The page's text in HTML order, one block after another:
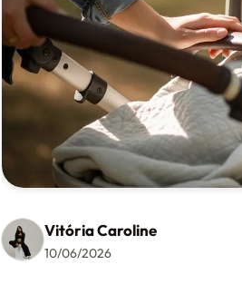
Vitória Caroline
10/06/2026